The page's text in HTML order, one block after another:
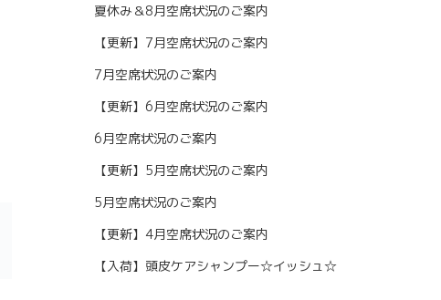
夏休み＆8月空席状況のご案内
【更新】7月空席状況のご案内
7月空席状況のご案内
【更新】6月空席状況のご案内
6月空席状況のご案内
【更新】5月空席状況のご案内
5月空席状況のご案内
【更新】4月空席状況のご案内
【入荷】頭皮ケアシャンプー☆イッシュ☆